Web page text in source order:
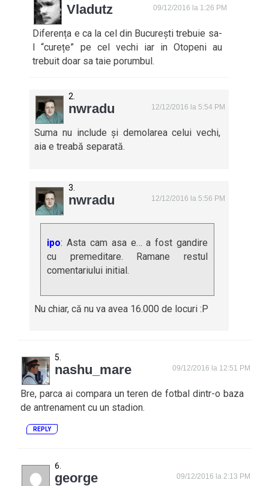
Vladutz 09/12/2016 la 1:26 PM
Diferența e ca la cel din București trebuie sa-
l “curețe” pe cel vechi iar in Otopeni au
trebuit doar sa taie porumbul.
nwradu 12/12/2016 la 5:54 PM
Suma nu include și demolarea celui vechi,
aia e treabă separată.
nwradu 12/12/2016 la 5:56 PM
ipo: Asta cam asa e… a fost gandire
cu premeditare. Ramane restul
comentariului initial.
Nu chiar, că nu va avea 16.000 de locuri :P
nashu_mare 09/12/2016 la 12:51 PM
Bre, parca ai compara un teren de fotbal dintr-o baza
de antrenament cu un stadion.
REPLY
george 09/12/2016 la 2:13 PM